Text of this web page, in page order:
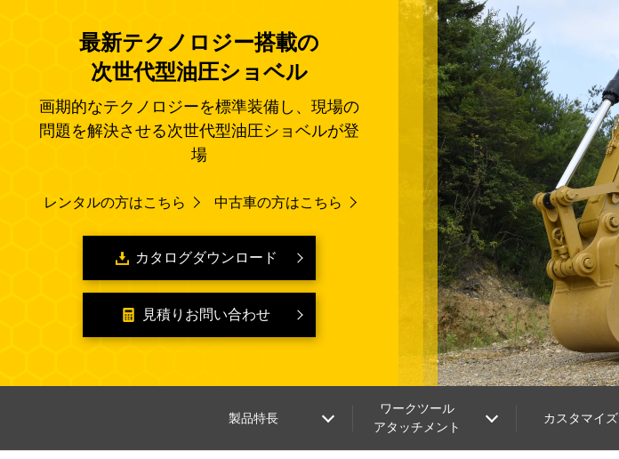
最新テクノロジー搭載の
次世代型油圧ショベル
画期的なテクノロジーを標準装備し、現場の
問題を解決させる次世代型油圧ショベルが登
場
レンタルの方はこちら 中古車の方はこちら
カタログダウンロード
見積りお問い合わせ
製品特長
ワークツール
アタッチメント
カスタマイズ